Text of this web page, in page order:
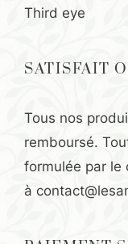
Third eye
SATISFAIT
Tous nos
remboursé.
formulée par le
à